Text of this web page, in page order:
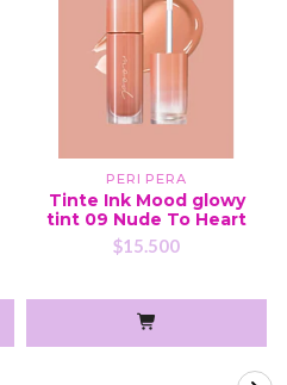
PERI PERA
Tinte Ink Mood glowy
tint 09 Nude To Heart
$15.500